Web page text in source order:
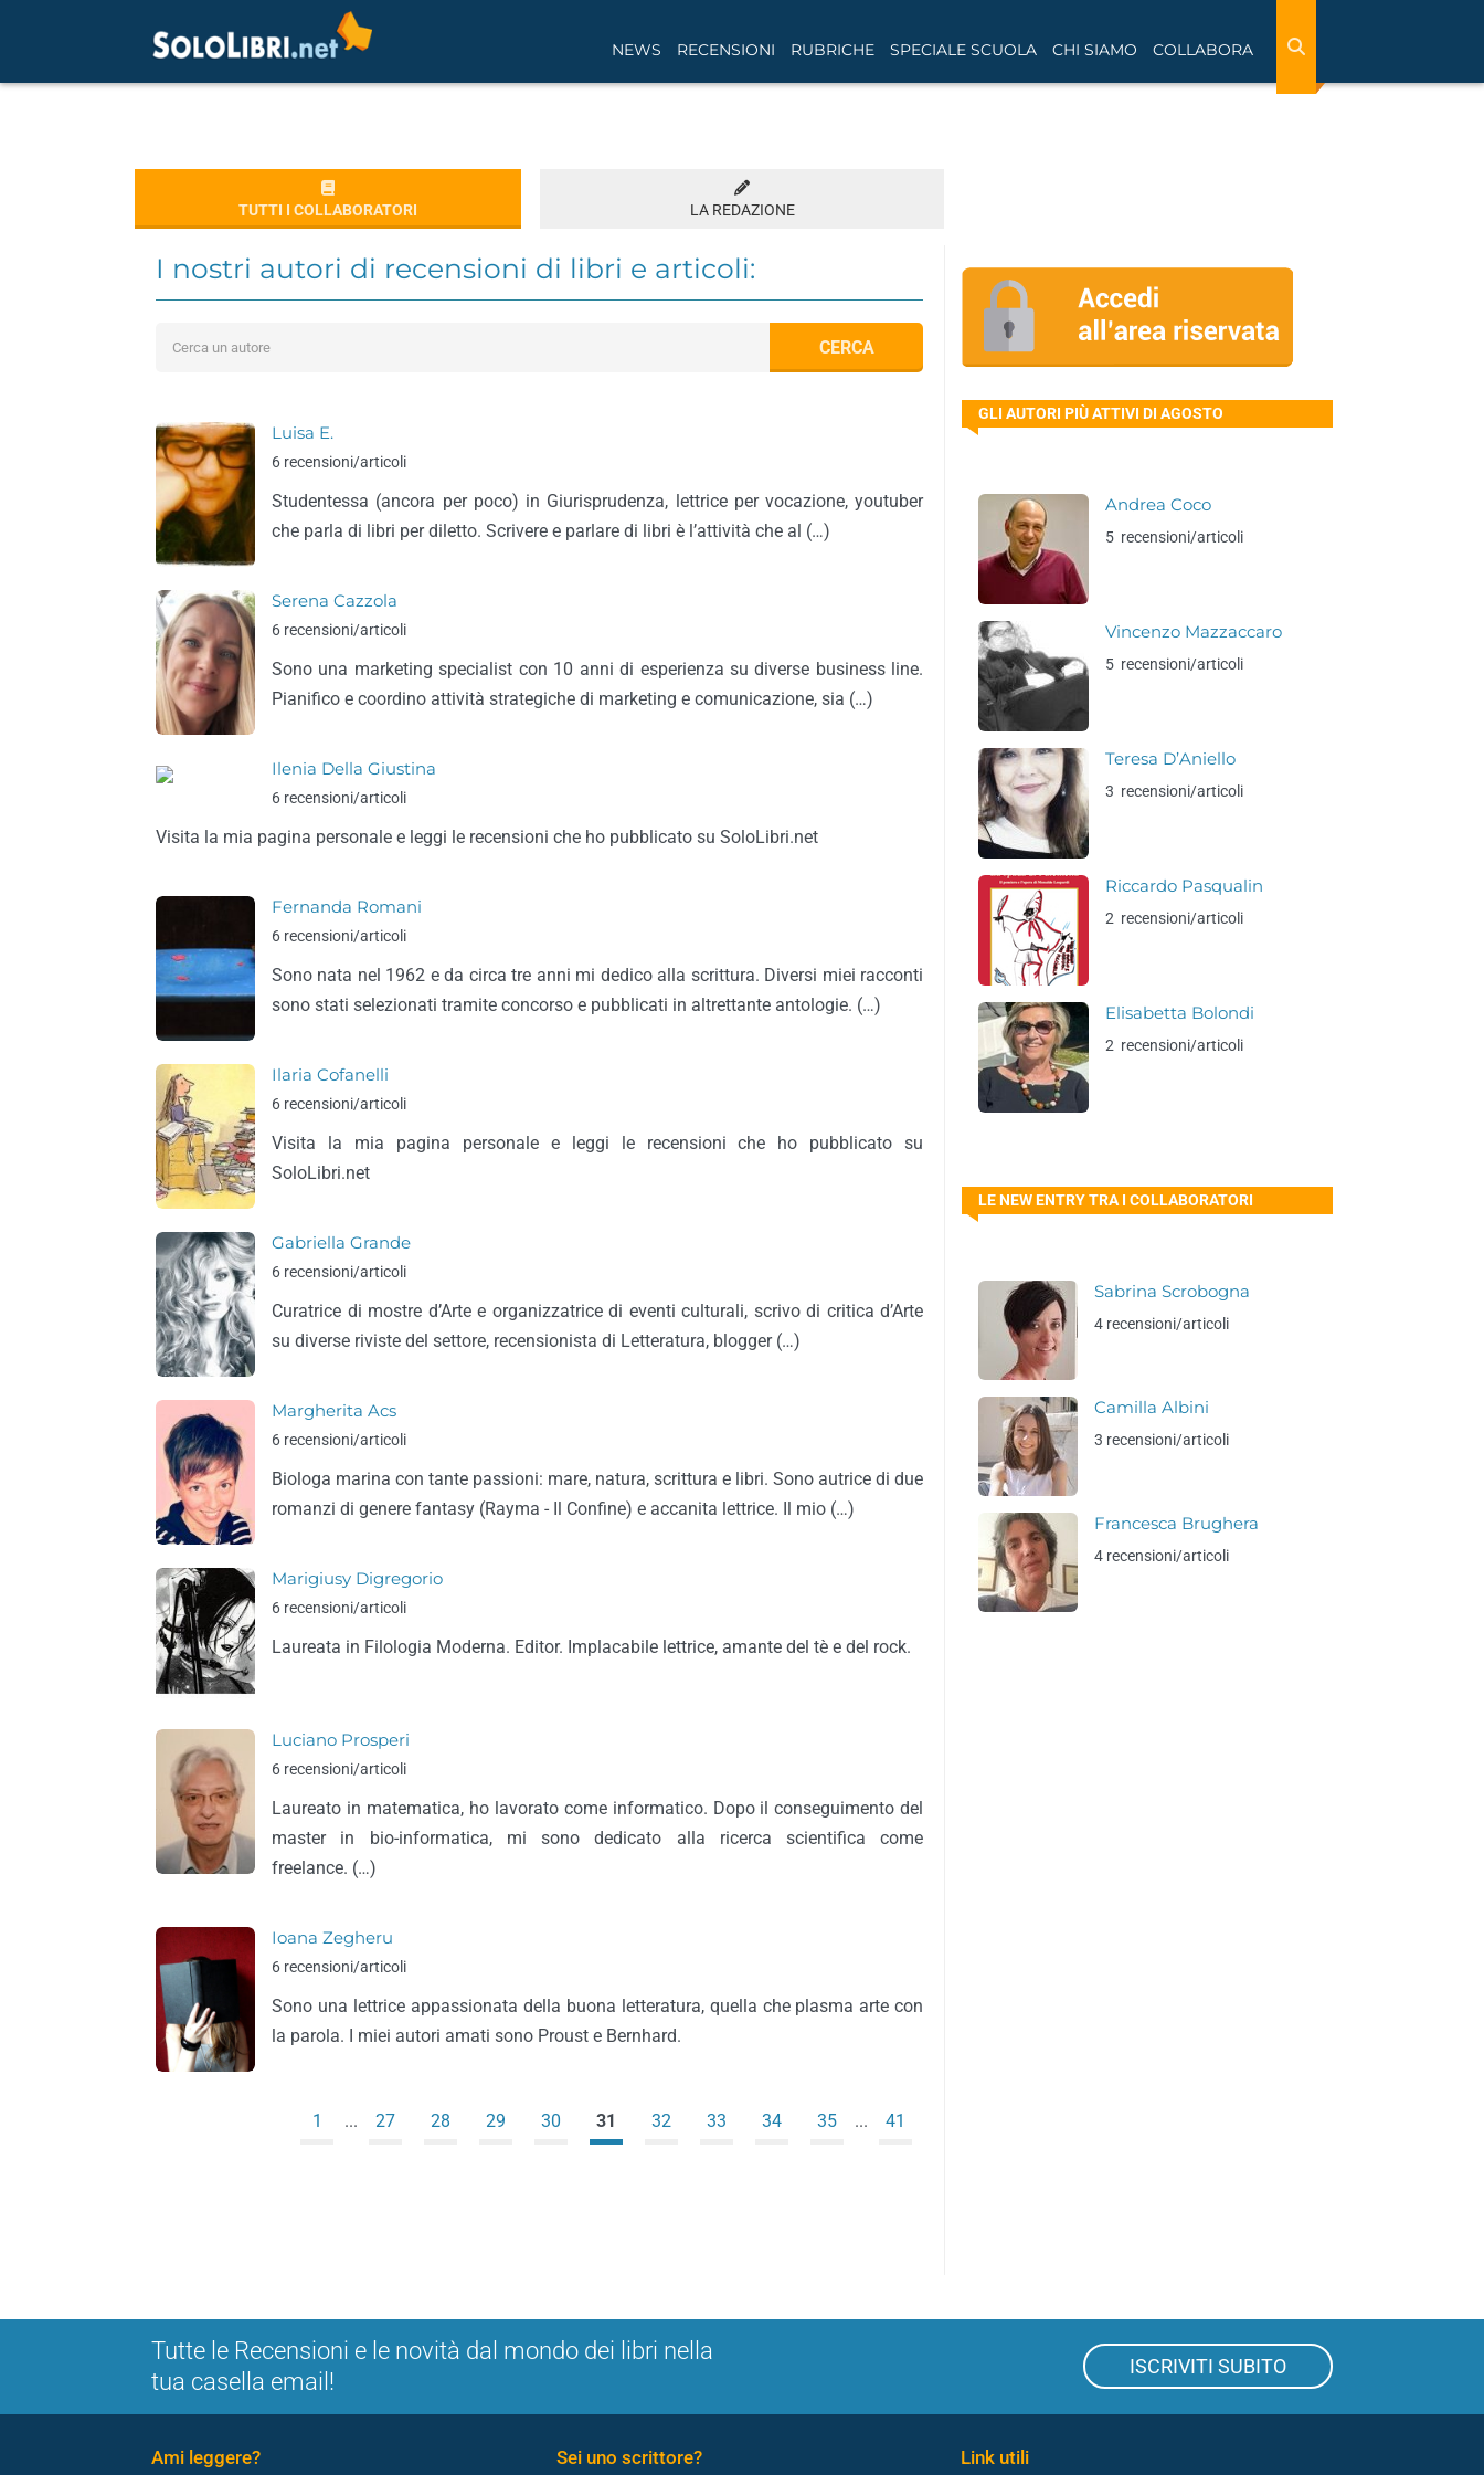
NEWS RECENSIONI RUBRICHE SPECIALE SCUOLA CHI SIAMO COLLABORA
TUTTI I COLLABORATORI LA REDAZIONE
I nostri autori di recensioni di libri e articoli:
Luisa E.
6 recensioni/articoli
Studentessa (ancora per poco) in Giurisprudenza, lettrice per vocazione, youtuber
che parla di libri per diletto. Scrivere e parlare di libri è l’attività che al (…)
Serena Cazzola
6 recensioni/articoli
Sono una marketing specialist con 10 anni di esperienza su diverse business line.
Pianifico e coordino attività strategiche di marketing e comunicazione, sia (…)
Ilenia Della Giustina
6 recensioni/articoli
Visita la mia pagina personale e leggi le recensioni che ho pubblicato su SoloLibri.net
Fernanda Romani
6 recensioni/articoli
Sono nata nel 1962 e da circa tre anni mi dedico alla scrittura. Diversi miei racconti
sono stati selezionati tramite concorso e pubblicati in altrettante antologie. (…)
Ilaria Cofanelli
6 recensioni/articoli
Visita la mia pagina personale e leggi le recensioni che ho pubblicato su
SoloLibri.net
Gabriella Grande
6 recensioni/articoli
Curatrice di mostre d’Arte e organizzatrice di eventi culturali, scrivo di critica d’Arte
su diverse riviste del settore, recensionista di Letteratura, blogger (…)
Margherita Acs
6 recensioni/articoli
Biologa marina con tante passioni: mare, natura, scrittura e libri. Sono autrice di due
romanzi di genere fantasy (Rayma - Il Confine) e accanita lettrice. Il mio (…)
Marigiusy Digregorio
6 recensioni/articoli
Laureata in Filologia Moderna. Editor. Implacabile lettrice, amante del tè e del rock.
Luciano Prosperi
6 recensioni/articoli
Laureato in matematica, ho lavorato come informatico. Dopo il conseguimento del
master in bio-informatica, mi sono dedicato alla ricerca scientifica come
freelance. (…)
Ioana Zegheru
6 recensioni/articoli
Sono una lettrice appassionata della buona letteratura, quella che plasma arte con
la parola. I miei autori amati sono Proust e Bernhard.
1 ... 27 28 29 30 31 32 33 34 35 ... 41
GLI AUTORI PIÙ ATTIVI DI AGOSTO
Andrea Coco
5 recensioni/articoli
Vincenzo Mazzaccaro
5 recensioni/articoli
Teresa D’Aniello
3 recensioni/articoli
Riccardo Pasqualin
2 recensioni/articoli
Elisabetta Bolondi
2 recensioni/articoli
LE NEW ENTRY TRA I COLLABORATORI
Sabrina Scrobogna
4 recensioni/articoli
Camilla Albini
3 recensioni/articoli
Francesca Brughera
4 recensioni/articoli
Tutte le Recensioni e le novità dal mondo dei libri nella
tua casella email!
ISCRIVITI SUBITO
Ami leggere? Sei uno scrittore? Link utili